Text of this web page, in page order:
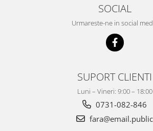
SOCIAL
Urmareste-ne in social
SUPORT CLIENTI
Luni – Vineri: 9:00 – 18:00
0731-082-846
fara@email.public